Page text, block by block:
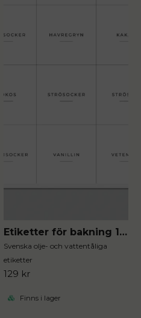
Etiketter för bakning 12st
Svenska olje- och vattentåliga
etiketter
129 kr
Finns i lager